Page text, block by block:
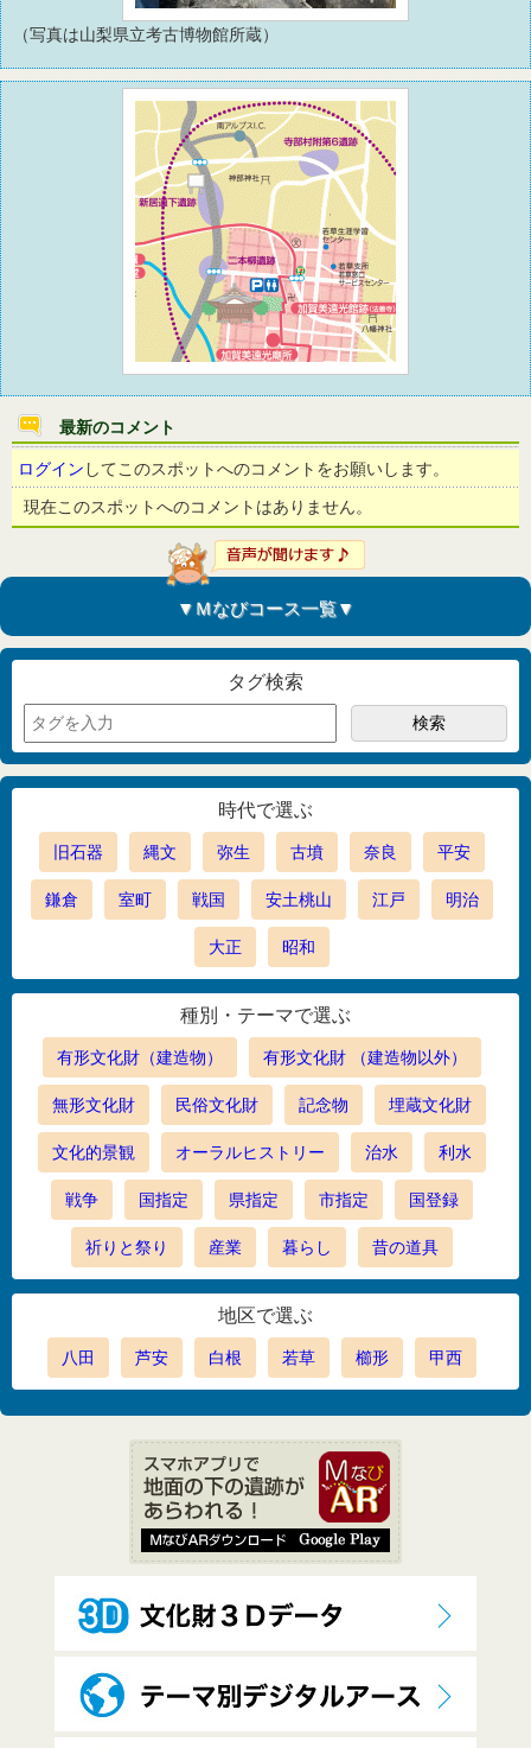
（写真は山梨県立考古博物館所蔵）
最新のコメント
ログイン してこのスポットへのコメントをお願いします。
現在このスポットへのコメントはありません。
▼Ｍなびコース一覧▼
タグ検索
時代で選ぶ
旧石器 縄文 弥生 古墳 奈良 平安
鎌倉 室町 戦国 安土桃山 江戸 明治
大正 昭和
種別・テーマで選ぶ
有形文化財（建造物） 有形文化財 （建造物以外）
無形文化財 民俗文化財 記念物 埋蔵文化財
文化的景観 オーラルヒストリー 治水 利水
戦争 国指定 県指定 市指定 国登録
祈りと祭り 産業 暮らし 昔の道具
地区で選ぶ
八田 芦安 白根 若草 櫛形 甲西